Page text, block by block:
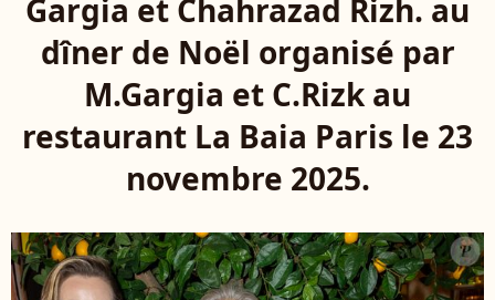
Gargia et Chahrazad Rizh. au
dîner de Noël organisé par
M.Gargia et C.Rizk au
restaurant La Baia Paris le 23
novembre 2025.